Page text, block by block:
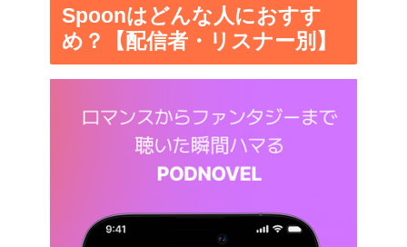
Spoonはどんな人におすす
め？【配信者・リスナー別】